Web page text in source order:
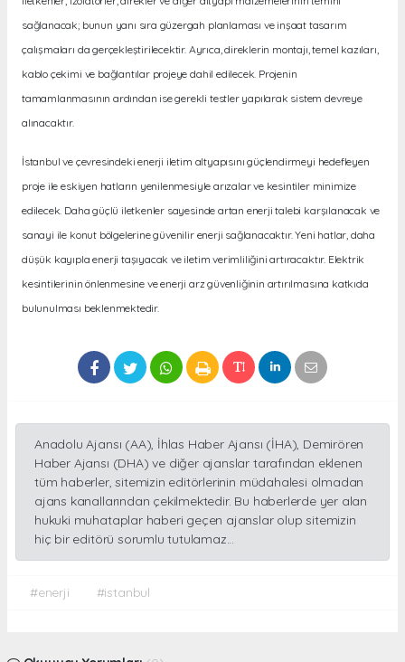
sağlanacak; bunun yanı sıra güzergah planlaması ve inşaat tasarım
çalışmaları da gerçekleştirilecektir. Ayrıca, direklerin montajı, temel kazıları,
kablo çekimi ve bağlantılar projeye dahil edilecek. Projenin
tamamlanmasının ardından ise gerekli testler yapılarak sistem devreye
alınacaktır.
İstanbul ve çevresindeki enerji iletim altyapısını güçlendirmeyi hedefleyen
proje ile eskiyen hatların yenilenmesiyle arızalar ve kesintiler minimize
edilecek. Daha güçlü iletkenler sayesinde artan enerji talebi karşılanacak ve
sanayi ile konut bölgelerine güvenilir enerji sağlanacaktır. Yeni hatlar, daha
düşük kayıpla enerji taşıyacak ve iletim verimliliğini artıracaktır. Elektrik
kesintilerinin önlenmesine ve enerji arz güvenliğinin artırılmasına katkıda
bulunulması beklenmektedir.
Anadolu Ajansı (AA), İhlas Haber Ajansı (İHA), Demirören
Haber Ajansı (DHA) ve diğer ajanslar tarafından eklenen
tüm haberler, sitemizin editörlerinin müdahalesi olmadan
ajans kanallarından çekilmektedir. Bu haberlerde yer alan
hukuki muhataplar haberi geçen ajanslar olup sitemizin
hiç bir editörü sorumlu tutulamaz...
#enerji #istanbul